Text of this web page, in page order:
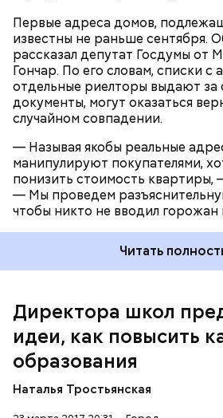
Первые адреса домов,
известны не раньше сентября.
рассказал депутат Госдумы от
Гончар. По его словам, списки с
отдельные риелторы выдают
документы, могут оказаться
случайном совпадении.
— Называя якобы реальные
манипулируют покупателями,
понизить стоимость квартиры,
— Мы проведем
чтобы никто не вводил горожан
Читать
Директора школ
идеи, как повысить
образования
Наталья Тростьянская
Иванцов предложил отойти от
подхода, когда школьники
направление - математическое,
естественно-научное - и
отдельные предметы. Ученики
участвуют в различных
- Задача московской школы
выпускника к жизни и труду в
мире, - подчеркнул Рытов,
конвергентного обучения
разрабатывают заместители
7476 экспертов, которые примут
проверке экзаменационных
11 классов.